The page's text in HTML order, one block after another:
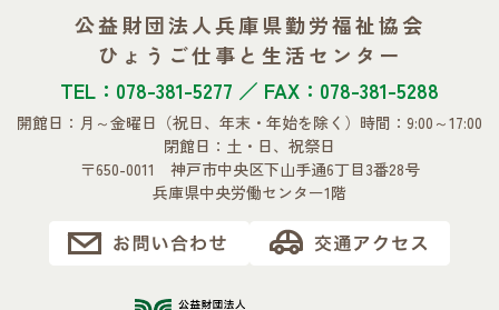
公益財団法人兵庫県勤労福祉協会
ひょうご仕事と生活センター
TEL：078-381-5277 ／ FAX：078-381-5288
開館日：月～金曜日 （祝日、年末・年始を除く） 時間：9:00～17:00
閉館日：土・日、祝祭日
〒650-0011 神戸市中央区下山手通6丁目3番28号
兵庫県中央労働センター1階